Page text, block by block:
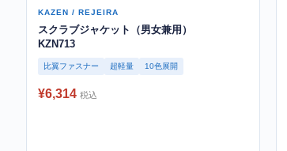
KAZEN / REJEIRA
スクラブジャケット（男女兼用）
KZN713
比翼ファスナー 超軽量 10色展開
¥6,314 税込